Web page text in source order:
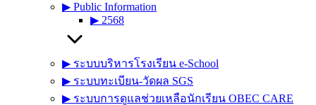
▶︎ Public Information
▶︎ 2568
▶︎ ระบบบริหารโรงเรียน e-School
▶︎ ระบบทะเบียน-วัดผล SGS
▶︎ ระบบการดูแลช่วยเหลือนักเรียน OBEC CARE